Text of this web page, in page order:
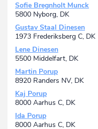
Sofie Bregnholt Munck
5800 Nyborg, DK
Gustav Staal Dinesen
1973 Frederiksberg C, DK
Lene Dinesen
5500 Middelfart, DK
Martin Porup
8920 Randers NV, DK
Kaj Porup
8000 Aarhus C, DK
Ida Porup
8000 Aarhus C, DK